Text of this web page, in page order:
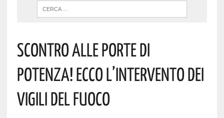
Scontro Alle Porte Di
Potenza! Ecco L’intervento Dei
Vigili Del Fuoco